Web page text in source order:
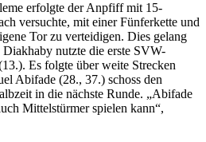
erfolgte der Anpfiff mit 15-
versuchte, mit einer Fünferkette und
Tor zu verteidigen. Dies gelang
nutzte die erste SVW-
Es folgte über weite Strecken
Abifade (28., 37.) schoss den
in die nächste Runde. „Abifade
Mittelstürmer spielen kann“,